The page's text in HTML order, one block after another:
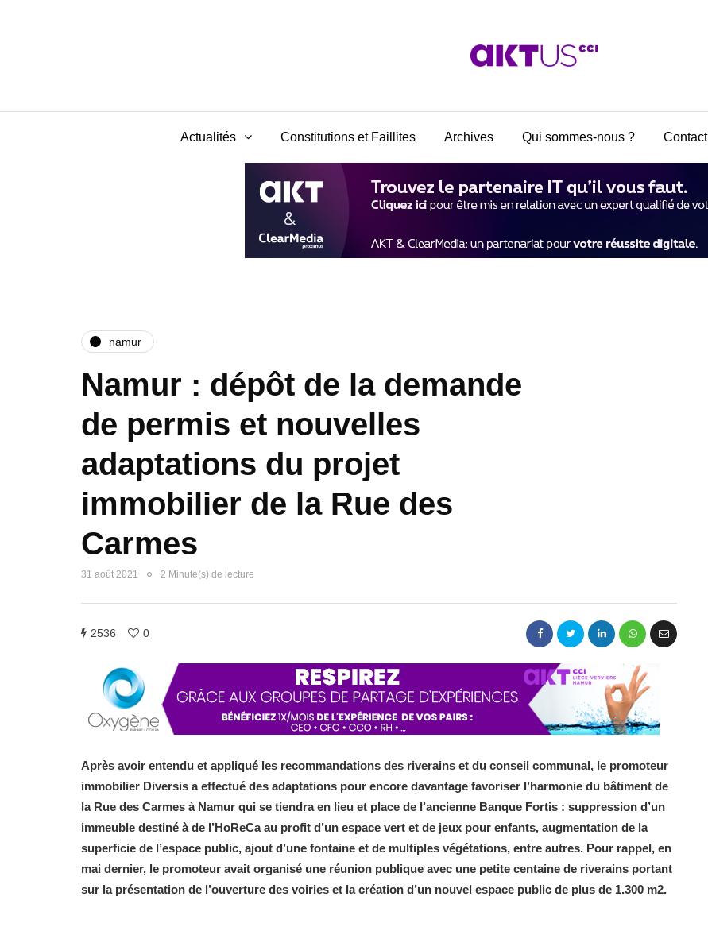
Actualités Constitutions et Faillites Archives Qui sommes-nous ? Contact
namur
Namur : dépôt de la demande
de permis et nouvelles
adaptations du projet
immobilier de la Rue des
Carmes
31 août 2021 2 Minute(s) de lecture
2536 0
Après avoir entendu et appliqué les recommandations des riverains et du conseil communal, le promoteur
immobilier Diversis a effectué des adaptations pour encore davantage favoriser l’harmonie du bâtiment de
la Rue des Carmes à Namur qui se tiendra en lieu et place de l’ancienne Banque Fortis : suppression d’un
immeuble destiné à de l’HoReCa au profit d’un espace vert et de jeux pour enfants, augmentation de la
superficie de l’espace public, ajout d’une fontaine et de multiples végétations, entre autres. Pour rappel, en
mai dernier, le promoteur avait organisé une réunion publique avec une petite centaine de riverains portant
sur la présentation de l’ouverture des voiries et la création d’un nouvel espace public de plus de 1.300 m2.